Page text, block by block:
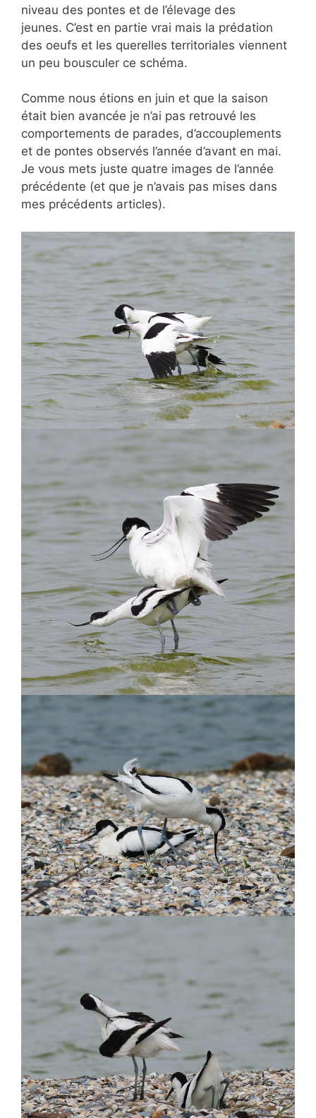
niveau des pontes et de l’élevage des
jeunes. C’est en partie vrai mais la prédation
des oeufs et les querelles territoriales viennent
un peu bousculer ce schéma.
Comme nous étions en juin et que la saison
était bien avancée je n’ai pas retrouvé les
comportements de parades, d’accouplements
et de pontes observés l’année d’avant en mai.
Je vous mets juste quatre images de l’année
précédente (et que je n’avais pas mises dans
mes précédents articles).